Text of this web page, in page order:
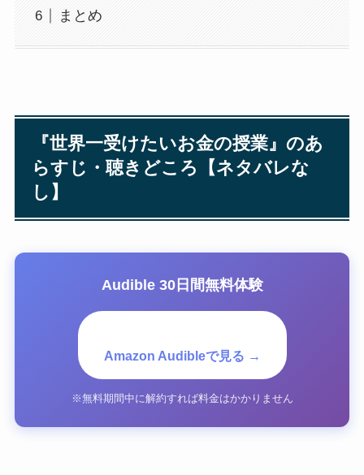
まとめ
『世界一受けたいお金の授業』のあ
らすじ・聴きどころ【ネタバレな
し】
Audible 30日間無料体験
Amazon Audibleで見る →
※無料期間中に解約すれば料金はかかりません